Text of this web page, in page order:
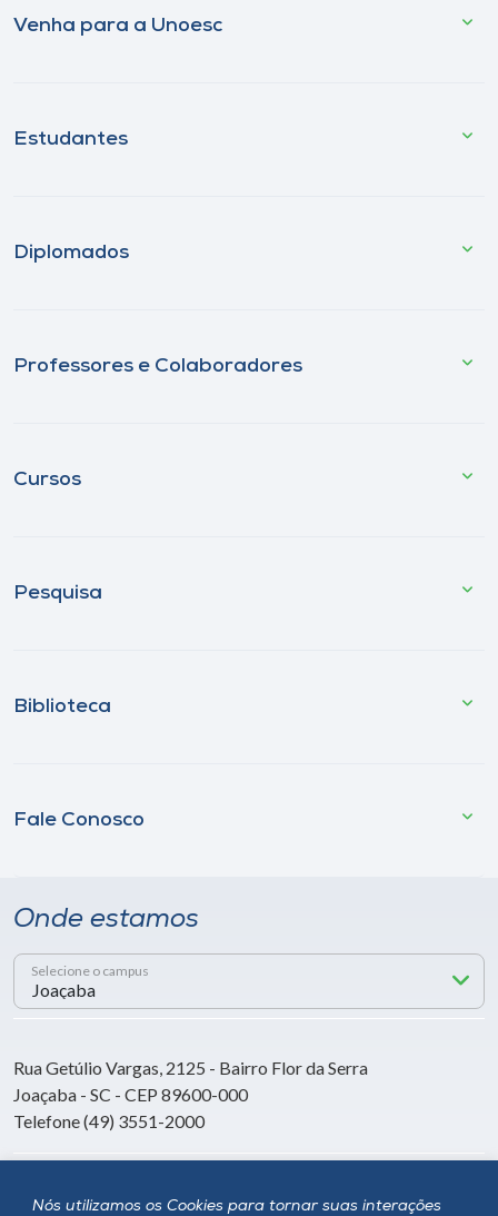
Nós utilizamos os Cookies para tornar suas interações
Venha para a Unoesc
Estudantes
Diplomados
Professores e Colaboradores
Cursos
Pesquisa
Biblioteca
Fale Conosco
Onde estamos
Selecione o campus
Rua Getúlio Vargas, 2125 - Bairro Flor da Serra
Joaçaba - SC - CEP 89600-000
Telefone (49) 3551-2000
Siga a Unoesc